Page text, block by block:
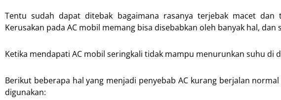
Tentu sudah dapat ditebak bagaimana rasanya terjebak macet
Kerusakan pada AC mobil memang bisa disebabkan oleh banyak hal,
Ketika mendapati AC mobil seringkali tidak mampu menurunkan suhu di
Berikut beberapa hal yang menjadi penyebab AC kurang berjalan
digunakan: